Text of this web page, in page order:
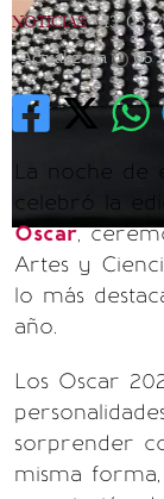
NOTICIAS | 13/03/
Actualizada
05/
La noche de
celebró la
Oscar,
Artes y
lo más
año.
Los Oscar
sorprender
misma